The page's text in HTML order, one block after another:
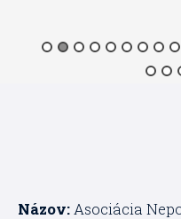
Názov: Asociácia